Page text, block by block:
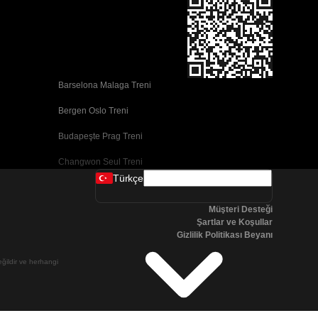
Barselona Malaga Treni
Bergen Oslo Treni
Budapeşte Prag Treni
Changwon Seul Treni
ve herhangi
Türkçe
Müşteri Desteği
Şartlar ve Koşullar
Gizlilik Politikası Beyanı